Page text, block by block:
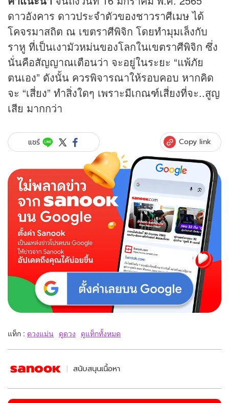
ดาวอังคาร ดาวประจำตัวของชาวราศีเมษ ได้
โคจรมาสถิต ณ เขตราศีพิจิก โดยทำมุมเล็งกับ
ราหู ที่เป็นเงามัวหม่นของโลกในเขตราศีพิจิก ซึ่ง
นั่นคือสัญญาณเตือนว่า จะอยู่ในระยะ “แพ้ภัย
ตนเอง” ดังนั้น ควรพิจารณาให้รอบคอบ หากคิด
จะ “เสี่ยง” ทำสิ่งใดๆ เพราะมีเกณฑ์เสี่ยงที่จะ..สูญ
เสีย มากกว่า
แชร์ Copy link
แท็ก : ดวงแม่น ดูดวง ดูแท็กทั้งหมด
สนับสนุนเนื้อหา